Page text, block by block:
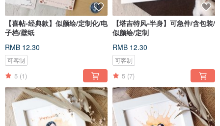
【喜帖-经典款】似颜绘/定制化/电
子档/壁纸
RMB 12.30
可客制
5 (1)
【塔吉特风-半身】可急件/含包装/
似颜绘/定制
RMB 12.30
可客制
5 (7)